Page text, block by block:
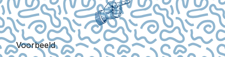
Voorbeeld